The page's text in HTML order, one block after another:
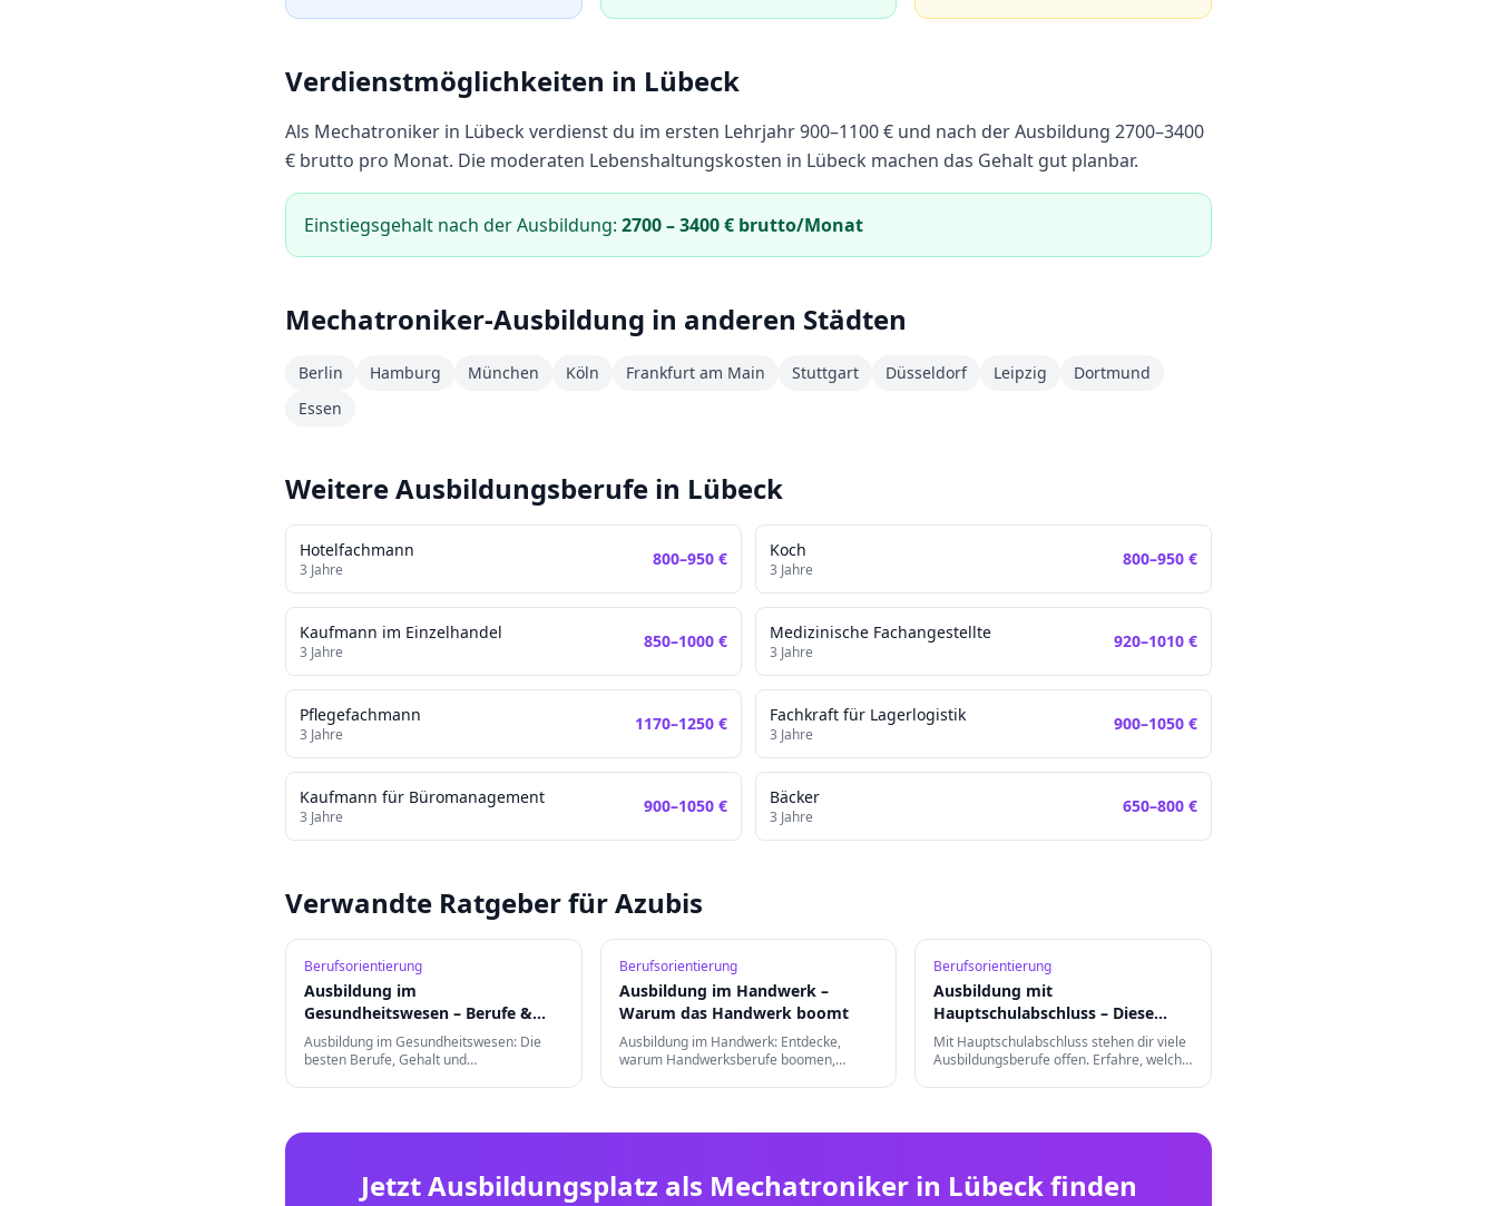
Verdienstmöglichkeiten in Lübeck
Als Mechatroniker in Lübeck verdienst du im ersten Lehrjahr900–1100€ und nach der Ausbildung 2700–3400
€ brutto pro Monat. Die moderaten Lebenshaltungskosten in Lübeck machen das Gehalt gut planbar.
Einstiegsgehalt nach der Ausbildung: 2700–3400€ brutto/Monat
Mechatroniker-Ausbildung in anderen Städten
Berlin Hamburg München Köln Frankfurt am Main Stuttgart Düsseldorf Leipzig
Dortmund
Essen
Weitere Ausbildungsberufe in Lübeck
Hotelfachmann
3 Jahre
800–950 € Koch
3 Jahre
800–950 €
Kaufmann im Einzelhandel
3 Jahre
850–1000 € Medizinische Fachangestellte
3 Jahre
920–1010 €
Pflegefachmann
3 Jahre
1170–1250 € Fachkraft für Lagerlogistik
3 Jahre
900–1050 €
Kaufmann für Büromanagement
3 Jahre
900–1050 € Bäcker
3 Jahre
650–800 €
Verwandte Ratgeber für Azubis
Berufsorientierung
Ausbildung im
Gesundheitswesen – Berufe &
Karrierechancen
Ausbildung im Gesundheitswesen: Die
besten Berufe, Gehalt und
Berufsorientierung
Ausbildung im Handwerk –
Warum das Handwerk boomt
Ausbildung im Handwerk: Entdecke,
warum Handwerksberufe boomen,
Berufsorientierung
Ausbildung mit
Hauptschulabschluss – Diese
Berufe stehen dir offen
Mit Hauptschulabschluss stehen dir viele
Ausbildungsberufe offen. Erfahre, welche
Jetzt Ausbildungsplatz als Mechatronikerin Lübeckfinden